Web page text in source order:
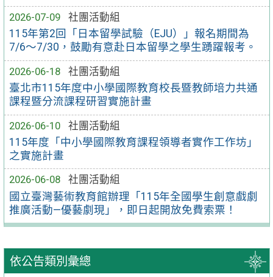
2026-07-09
社團活動組
115年第2回「日本留學試驗（EJU）」報名期間為
7/6～7/30，鼓勵有意赴日本留學之學生踴躍報考。
2026-06-18
社團活動組
臺北市115年度中小學國際教育校長暨教師培力共通
課程暨分流課程研習實施計畫
2026-06-10
社團活動組
115年度「中小學國際教育課程領導者實作工作坊」
之實施計畫
2026-06-08
社團活動組
國立臺灣藝術教育館辦理「115年全國學生創意戲劇
推廣活動—優藝劇現」，即日起開放免費索票！
依公告類別彙總